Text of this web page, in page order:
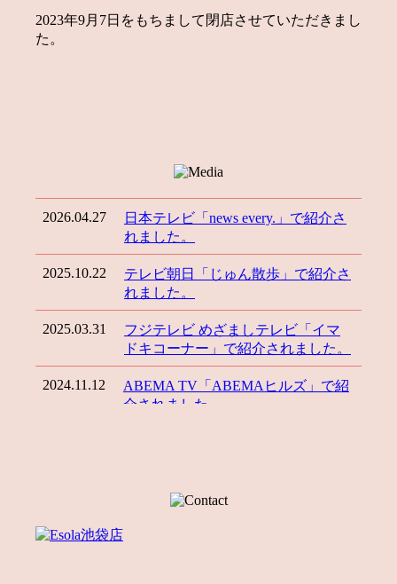
2023年9月7日をもちまして閉店させていただきまし
た。
2026.04.27
日本テレビ「news every.」で紹介さ
れました。
2025.10.22
テレビ朝日「じゅん散歩」で紹介さ
れました。
2025.03.31
フジテレビ めざましテレビ「イマ
ドキコーナー」で紹介されました。
2024.11.12
ABEMA TV「ABEMAヒルズ」で紹
介されました。